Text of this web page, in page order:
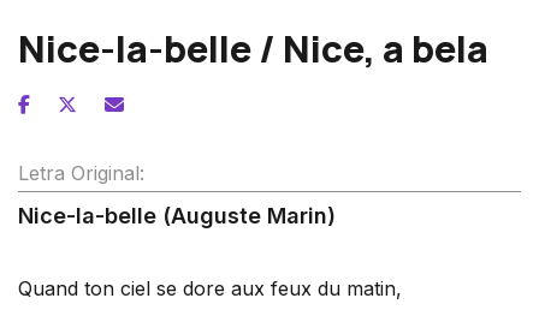
Nice-la-belle / Nice, a bela
Letra Original:
Nice-la-belle (Auguste Marin)
Quand ton ciel se dore aux feux du matin,